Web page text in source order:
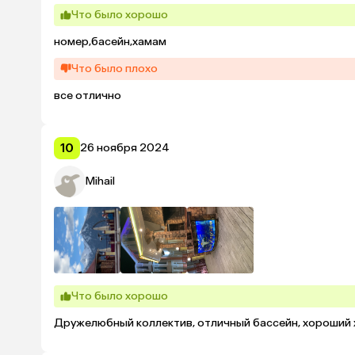
Что было хорошо
номер,басейн,хамам
Что было плохо
все отлично
10 26 ноября 2024
Mihail
Что было хорошо
Дружелюбный коллектив, отличный бассейн,